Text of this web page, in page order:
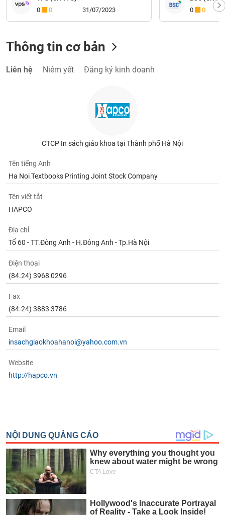
0
0 31/07/2023
0
0
Thông tin cơ bản
Liên hệ Niêm yết Đăng ký kinh doanh
CTCP In sách giáo khoa tại Thành phố Hà Nội
Tên tiếng Anh
Ha Noi Textbooks Printing Joint Stock Company
Tên viết tắt
HAPCO
Địa chỉ
Tổ 60 - TT.Đông Anh - H.Đông Anh - Tp.Hà Nội
Điện thoại
(84.24) 3968 0296
Fax
(84.24) 3883 3786
Email
insachgiaokhoahanoi@yahoo.com.vn
Website
http://hapco.vn